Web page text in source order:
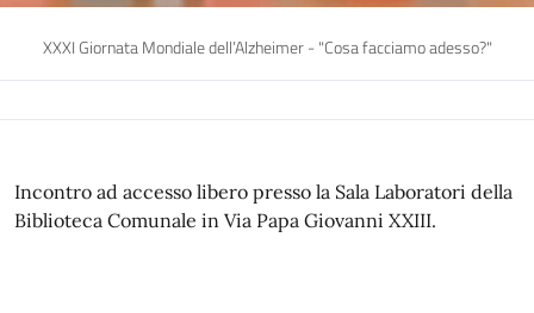
XXXI Giornata Mondiale dell’Alzheimer - "Cosa facciamo adesso?"
Incontro ad accesso libero presso la Sala Laboratori della
Biblioteca Comunale in Via Papa Giovanni XXIII.